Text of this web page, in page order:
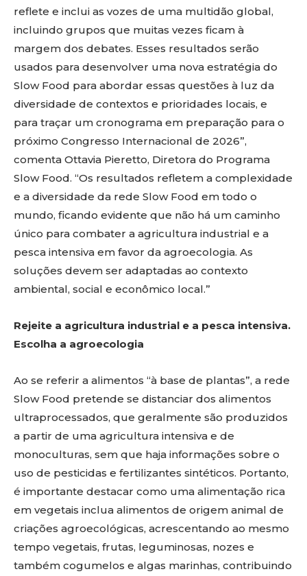
reflete e inclui as vozes de uma multidão global,
incluindo grupos que muitas vezes ficam à
margem dos debates. Esses resultados serão
usados para desenvolver uma nova estratégia do
Slow Food para abordar essas questões à luz da
diversidade de contextos e prioridades locais, e
para traçar um cronograma em preparação para o
próximo Congresso Internacional de 2026”,
comenta Ottavia Pieretto, Diretora do Programa
Slow Food. “Os resultados refletem a complexidade
e a diversidade da rede Slow Food em todo o
mundo, ficando evidente que não há um caminho
único para combater a agricultura industrial e a
pesca intensiva em favor da agroecologia. As
soluções devem ser adaptadas ao contexto
ambiental, social e econômico local.”
Rejeite a agricultura industrial e a pesca intensiva.
Escolha a agroecologia
Ao se referir a alimentos “à base de plantas”, a rede
Slow Food pretende se distanciar dos alimentos
ultraprocessados, que geralmente são produzidos
a partir de uma agricultura intensiva e de
monoculturas, sem que haja informações sobre o
uso de pesticidas e fertilizantes sintéticos. Portanto,
é importante destacar como uma alimentação rica
em vegetais inclua alimentos de origem animal de
criações agroecológicas, acrescentando ao mesmo
tempo vegetais, frutas, leguminosas, nozes e
também cogumelos e algas marinhas, contribuindo